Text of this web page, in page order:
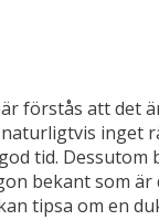
att det
tid.
bekant som
tipsa om en